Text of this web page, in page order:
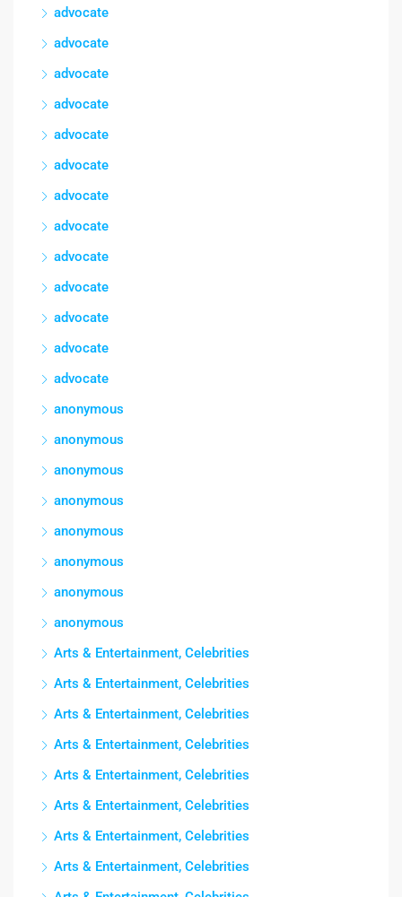
advocate
advocate
advocate
advocate
advocate
advocate
advocate
advocate
advocate
advocate
advocate
advocate
advocate
anonymous
anonymous
anonymous
anonymous
anonymous
anonymous
anonymous
anonymous
Arts & Entertainment, Celebrities
Arts & Entertainment, Celebrities
Arts & Entertainment, Celebrities
Arts & Entertainment, Celebrities
Arts & Entertainment, Celebrities
Arts & Entertainment, Celebrities
Arts & Entertainment, Celebrities
Arts & Entertainment, Celebrities